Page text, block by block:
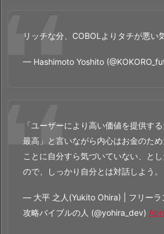
リッチな分、COBOLよりタチが悪い
— Hashimoto Yoshito
「ユーザーにより高い価値を提供す
最高」と言いながら内心はお金のた
ことに自分すら気づいていない、と
ので、しっかり自分とは対話しよう。
— 大平 之人(Yukito Ohira) | フリーラ
攻略バイブルの人 (@yohira_dev)